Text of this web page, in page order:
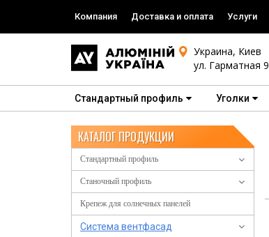
Компания Доставка и оплата Услуги
Украина, Киев
ул. Гарматная 9
Стандартный профиль Уголки
КАТАЛОГ ПРОДУКЦИИ
Стандартный профиль
Станочный профиль
Крепеж для солнечных панелей
Система вентфасад